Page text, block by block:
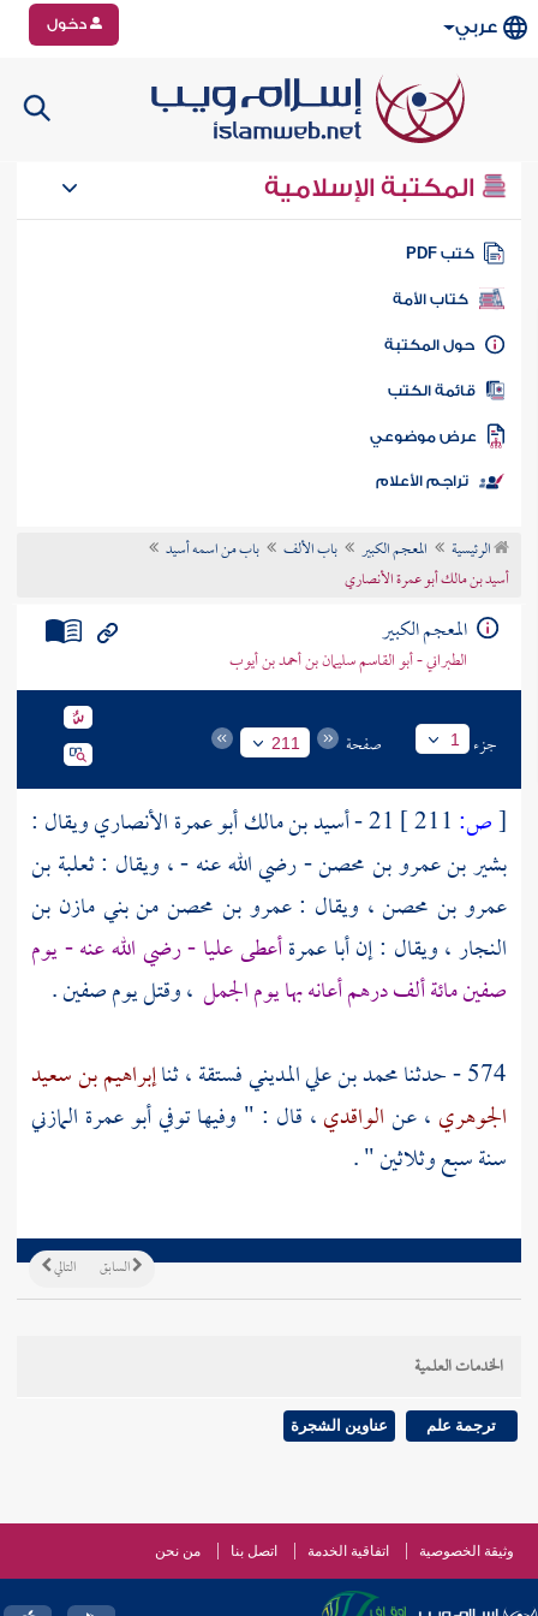
عربي دخول
المكتبة الإسلامية
كتب PDF
كتاب الأمة
المكتبة
الكتب
موضوعي
تراجم الأعلام
الرئيسية المعجم الكبير باب الألف
باب من اسمه أسيد
أسيد بن مالك أبو عمرة الأنصاري
المعجم الكبير
الطبراني - أبو القاسم سليمان بن أحمد بن أيوب
جزء 1 صفحة 211
[ص: 21 - أسيد بن مالك أبو عمرة الأنصاريويقال :
بشير بن عمرو بن محصن- رضي الله عنه - ، ويقال :ثعلبة بن
عمرو بن محصن، ويقال :عمرو بن محصن من بني مازن بن
النجار، ويقال : إنأبا عمرةأعطىعليا- رضي الله عنه - يوم
صفين مائة ألف درهم أعانه بها يوم الجمل ، وقتل يوم صفين .
574 - حدثنا
محمد بن علي المديني فستقة، ثناإبراهيم بن سعيد
الجوهري ، عنالواقدي، قال : " وفيها توفي أبو عمرة المازني
سنة سبع وثلاثين " .
التالي السابق
الخدمات العلمية
ترجمة علم عناوين الشجرة
وثيقة الخصوصية اتفاقية الخدمة اتصل بنا من نحن